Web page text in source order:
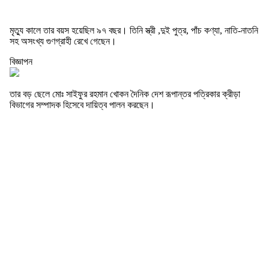
মৃত্যু কালে তার বয়স হয়েছিল ৯৭ বছর। তিনি স্ত্রী ,দুই পুত্র, পাঁচ কণ্যা, নাতি-নাতনি
সহ অসংখ্য গুণগ্রাহী রেখে গেছেন।
বিজ্ঞাপন
তার বড় ছেলে মোঃ সাইফুর রহমান খোকন দৈনিক দেশ রূপান্তর পত্রিকার ক্রীড়া
বিভাগের সম্পাদক হিসেবে দায়িত্ব পালন করছেন।